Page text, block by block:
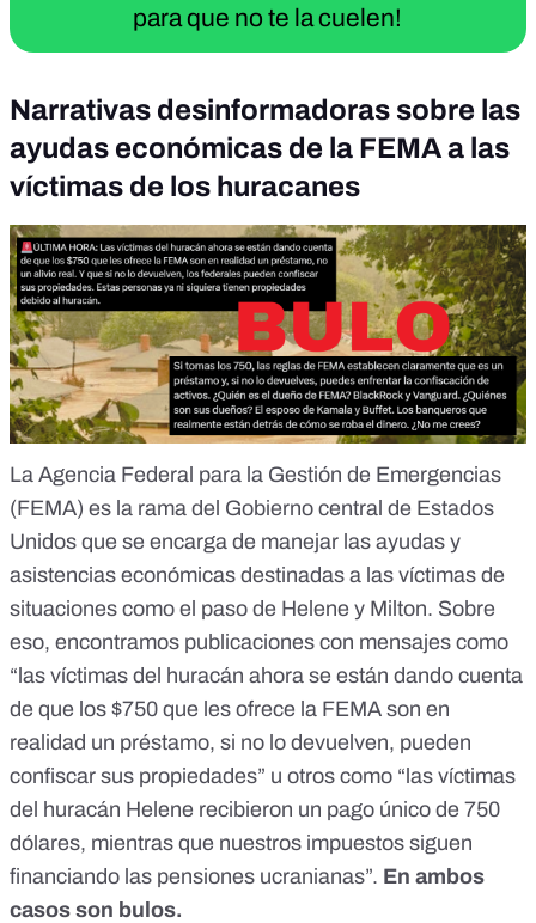
para que no te la cuelen!
Narrativas desinformadoras sobre las
ayudas económicas de la FEMA a las
víctimas de los huracanes
La Agencia Federal para la Gestión de Emergencias
(FEMA) es la rama del Gobierno central de Estados
Unidos que se encarga de manejar las ayudas y
asistencias económicas destinadas a las víctimas de
situaciones como el paso de Helene y Milton. Sobre
eso, encontramos publicaciones con mensajes como
“las víctimas del huracán ahora se están dando cuenta
de que los $750 que les ofrece la FEMA son en
realidad un préstamo, si no lo devuelven, pueden
confiscar sus propiedades” u otros como “las víctimas
del huracán Helene recibieron un pago único de 750
dólares, mientras que nuestros impuestos siguen
financiando las pensiones ucranianas”. En ambos
casos son bulos.